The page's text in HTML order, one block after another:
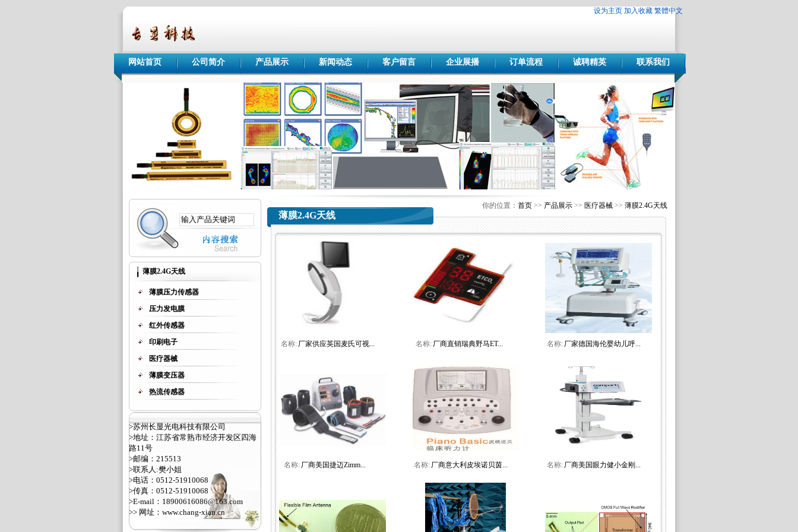
设为主页 加入收藏 繁體中文
网站首页 公司简介 产品展示 新闻动态 客户留言 企业展播 订单流程 诚聘精英 联系我们
薄膜2.4G天线
薄膜压力传感器
压力发电膜
红外传感器
印刷电子
医疗器械
薄膜变压器
热流传感器
>苏州长显光电科技有限公司
>地址：江苏省常熟市经济开发区四海
路11号
>邮编：215513
>联系人:樊小姐
>电话：0512-51910068
>传真：0512-51910068
>E-mail：18900616086@163.com
>> 网址： www.chang-xian.cn
你的位置： 首页 >> 产品展示 >> 医疗器械 >> 薄膜2.4G天线
薄膜2.4G天线
名称: 厂家供应英国麦氏可视... 名称: 厂商直销瑞典野马ET... 名称: 厂家德国海伦婴幼儿呼...
名称: 厂商美国捷迈Zimm... 名称: 厂商意大利皮埃诺贝茵... 名称: 厂商美国眼力健小金刚...